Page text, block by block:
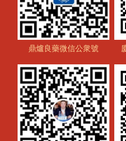
鼎爐良藥微信公衆號